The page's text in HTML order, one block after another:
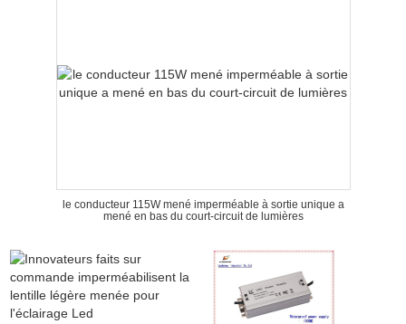
le conducteur 115W mené imperméable à sortie unique a
mené en bas du court-circuit de lumières